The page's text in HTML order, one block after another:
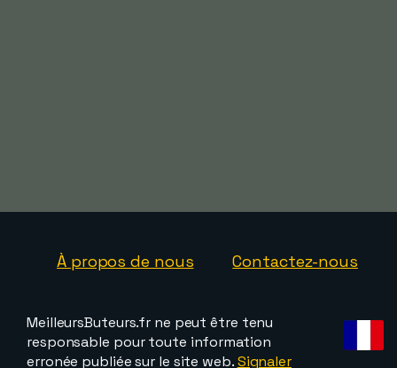
À propos de nous Contactez-nous
MeilleursButeurs.fr ne peut être tenu
responsable pour toute information
erronée publiée sur le site web.Signaler